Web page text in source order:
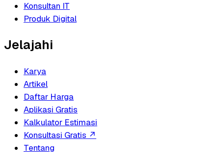
Konsultan IT
Produk Digital
Jelajahi
Karya
Artikel
Daftar Harga
Aplikasi Gratis
Kalkulator Estimasi
Konsultasi Gratis ↗
Tentang